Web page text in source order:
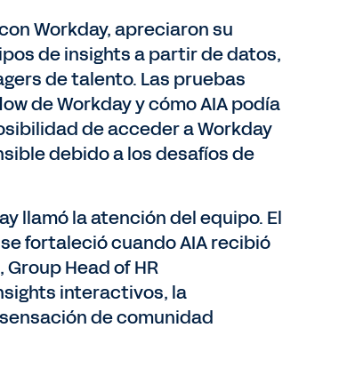
Workday, apreciaron su
de insights a partir de datos,
de talento. Las pruebas
de Workday y cómo AIA podía
de acceder a Workday
debido a los desafíos de
llamó la atención del equipo. El
fortaleció cuando AIA recibió
Head of HR
interactivos, la
de comunidad